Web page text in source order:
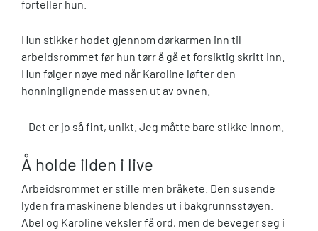
forteller hun.
Hun stikker hodet gjennom dørkarmen inn til
arbeidsrommet før hun tørr å gå et forsiktig skritt inn.
Hun følger nøye med når Karoline løfter den
honninglignende massen ut av ovnen.
– Det er jo så fint, unikt. Jeg måtte bare stikke innom.
Å holde ilden i live
Arbeidsrommet er stille men bråkete. Den susende
lyden fra maskinene blendes ut i bakgrunnsstøyen.
Abel og Karoline veksler få ord, men de beveger seg i